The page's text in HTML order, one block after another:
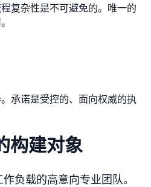
复杂性是不可避免的。唯一的
承诺是受控的、面向权威的执
构建对象
负载的高意向专业团队。